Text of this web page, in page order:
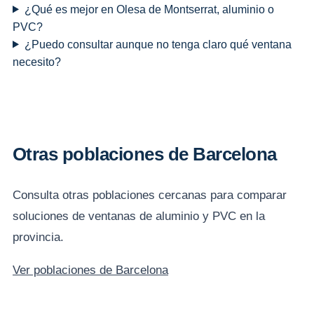
¿Qué es mejor en Olesa de Montserrat, aluminio o
PVC?
¿Puedo consultar aunque no tenga claro qué ventana
necesito?
Otras poblaciones de Barcelona
Consulta otras poblaciones cercanas para comparar
soluciones de ventanas de aluminio y PVC en la
provincia.
Ver poblaciones de Barcelona